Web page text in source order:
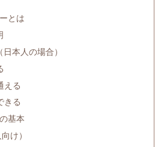
とは
本人の場合）
える
きる
基本
け）